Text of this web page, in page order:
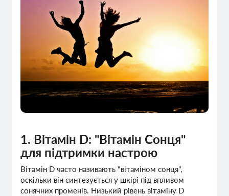
1. Вітамін D: "Вітамін Сонця"
для підтримки настрою
Вітамін D часто називають "вітаміном сонця",
оскільки він синтезується у шкірі під впливом
сонячних променів. Низький рівень вітаміну D